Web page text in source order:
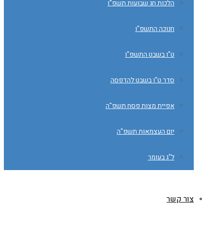
הלכות חג שבועות תשפ"ו
חנוכה התשפ"ו
ט"ו בשבט התשפ"ו
סדר ט"ו בשבט להדפסה
אפיית מצות פסח תשפ"ה
יום העצמאות תשפ"ה
ל"ג בעומר
צור קשר